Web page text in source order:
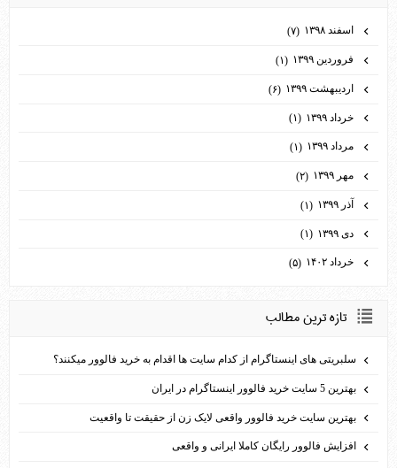
اسفند ۱۳۹۸ (۷)
فروردین ۱۳۹۹ (۱)
اردیبهشت ۱۳۹۹ (۶)
خرداد ۱۳۹۹ (۱)
مرداد ۱۳۹۹ (۱)
مهر ۱۳۹۹ (۲)
آذر ۱۳۹۹ (۱)
دی ۱۳۹۹ (۱)
خرداد ۱۴۰۲ (۵)
تازه ترين مطالب
سلبریتی های اینستاگرام از کدام سایت ها اقدام به خرید فالوور می­کنند؟
بهترین 5 سایت خرید فالوور اینستاگرام در ایران
بهترین سایت خرید فالوور واقعی لایک زن از حقیقت تا واقعیت
افزایش فالوور رایگان کاملا ایرانی و واقعی